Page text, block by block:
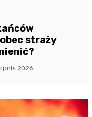
straży
2026